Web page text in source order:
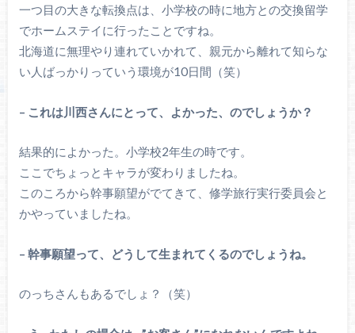
一つ目の大きな転換点は、小学校の時に地方との交換留学
でホームステイに行ったことですね。
北海道に無理やり連れていかれて、親元から離れて知らな
い人ばっかりっていう環境が10日間（笑）
– これは川西さんにとって、よかった、のでしょうか？
結果的によかった。小学校2年生の時です。
ここでちょっとキャラが変わりましたね。
このころから幹事願望がでてきて、修学旅行実行委員会と
かやっていましたね。
– 幹事願望って、どうして生まれてくるのでしょうね。
のっちさんもあるでしょ？（笑）